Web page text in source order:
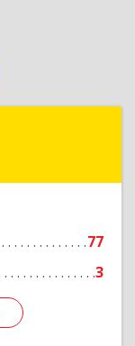
77
3
Подробнее